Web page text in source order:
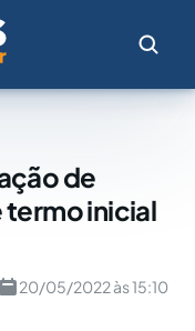
de
termo inicial
20/05/2022 às 15:10